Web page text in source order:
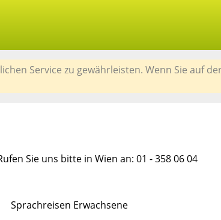
Service zu gewährleisten. Wenn Sie auf
Sie uns bitte in Wien an: 01 - 358 06 04
Sprachreisen Erwachsene